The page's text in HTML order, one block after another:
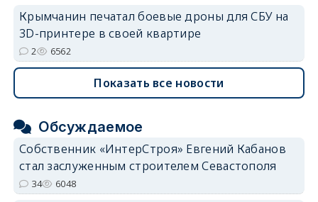
Крымчанин печатал боевые дроны для СБУ на
3D-принтере в своей квартире
2 6562
Показать все новости
Обсуждаемое
Собственник «ИнтерСтроя» Евгений Кабанов
стал заслуженным строителем Севастополя
34 6048